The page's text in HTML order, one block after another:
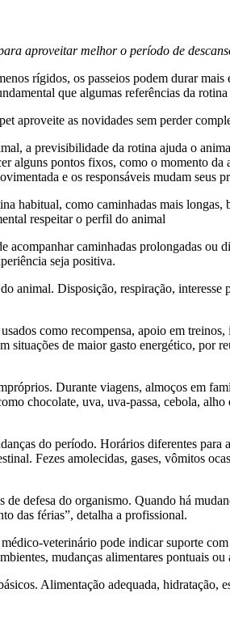
aproveitar melhor o período de
rígidos, os passeios podem durar
que algumas referências da rotina
aproveite as novidades sem perder
a previsibilidade da rotina ajuda o
alguns pontos fixos, como o momento
e os responsáveis mudam seus
habitual, como caminhadas mais
respeitar o perfil do animal
acompanhar caminhadas prolongadas
seja positiva.
animal. Disposição, respiração,
como recompensa, apoio em
de maior gasto energético, por
Durante viagens, almoços em
chocolate, uva, uva-passa, cebola,
do período. Horários diferentes
Fezes amolecidas, gases, vômitos
defesa do organismo. Quando há
das férias”, detalha a profissional.
veterinário pode indicar suporte
mudanças alimentares pontuais ou
Alimentação adequada, hidratação,